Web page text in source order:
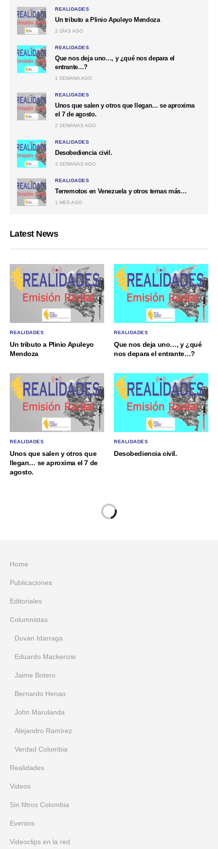
REALIDADES
Un tributo a Plinio Apuleyo Mendoza
2 DÍAS AGO
REALIDADES
Que nos deja uno…, y ¿qué nos depara el
entrante…?
1 SEMANA AGO
REALIDADES
Unos que salen y otros que llegan… se aproxima
el 7 de agosto.
2 SEMANAS AGO
REALIDADES
Desobediencia civil.
3 SEMANAS AGO
REALIDADES
Terremotos en Venezuela y otros temas más…
1 MES AGO
Latest News
REALIDADES
Un tributo a Plinio Apuleyo
Mendoza
REALIDADES
Que nos deja uno…, y ¿qué
nos depara el entrante…?
REALIDADES
Unos que salen y otros que
llegan… se aproxima el 7 de
agosto.
REALIDADES
Desobediencia civil.
Home
Publicaciones
Editoriales
Columnistas
Duvan Idarraga
Eduardo Mackenzie
Jaime Botero
Bernardo Henao
John Marulanda
Alejandro Ramírez
Verdad Colombia
Realidades
Videos
Sin filtros Colombia
Eventos
Videoclips en la red